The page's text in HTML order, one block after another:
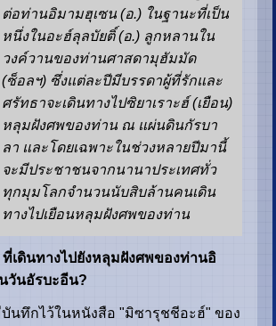
ต่อท่านอิมามฮุเซน (อ.) ในฐานะที่เป็น
หนึ่งในอะฮ์ลุลบัยติ์ (อ.) ลูกหลานใน
วงค์วานของท่านศาสดามุฮัมมัด
(ซ็อลฯ) ซึ่งแต่ละปีมีบรรดาผู้ที่รักและ
ศรัทธาจะเดินทางไปซิยาเราะฮ์ (เยือน)
หลุมฝังศพของท่าน ณ แผ่นดินกัรบา
ลา และโดยเฉพาะในช่วงหลายปีมานี้
จะมีประชาชนจากนานาประเทศทั่ว
ทุกมุมโลกจำนวนนับสิบล้านคนเดิน
ทางไปเยือนหลุมฝังศพของท่าน
เดินทางไปยังหลุมฝังศพของท่านอิ
วันอัรบะอีน?
ทึกไว้ในหนังสือ "มิซารุชชีอะฮ์" ของ